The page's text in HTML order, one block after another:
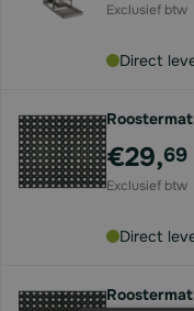
Direct
€29,69
Direct